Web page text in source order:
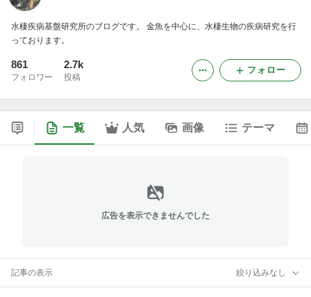
水棲疾病基盤研究所のブログです。 金魚を中心に、水棲生物の疾病研究を行
っております。
861
フォロワー
2.7k
投稿
フォロー
一覧 人気 画像 テーマ
広告を表示できませんでした
記事の表示 絞り込みなし